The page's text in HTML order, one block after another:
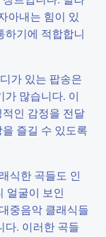
아내는 힘이 있
하기에 적합합니
가 있는 팝송은
가 많습니다. 이
인 감정을 전달
즐길 수 있도록
식한 곡들도 인
얼굴이 보인
중음악 클래식들
다. 이러한 곡들